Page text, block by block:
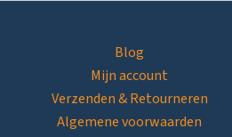
Blog
Mijn account
Verzenden & Retourneren
Algemene voorwaarden